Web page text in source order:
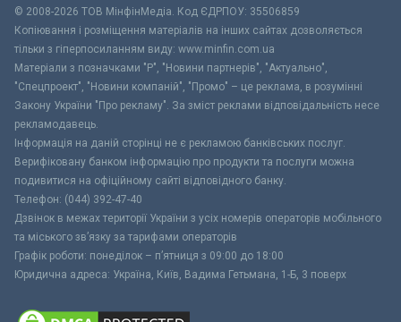
© 2008-2026 ТОВ МiнфiнМедiа. Код ЄДРПОУ: 35506859
Копіювання і розміщення матеріалів на інших сайтах дозволяється
тільки з гіперпосиланням виду: www.minfin.com.ua
Матеріали з позначками "Р", "Новини партнерів", "Актуально",
"Спецпроект", "Новини компаній", "Промо" – це реклама, в розумінні
Закону України "Про рекламу". За зміст реклами відповідальність несе
рекламодавець.
Інформація на даній сторінці не є рекламою банківських послуг.
Верифіковану банком інформацію про продукти та послуги можна
подивитися на офіційному сайті відповідного банку.
Телефон: (044) 392-47-40
Дзвінок в межах території України з усіх номерів операторів мобільного
та міського зв’язку за тарифами операторів
Графік роботи: понеділок – п’ятниця з 09:00 до 18:00
Юридична адреса: Україна, Київ, Вадима Гетьмана, 1-Б, 3 поверх